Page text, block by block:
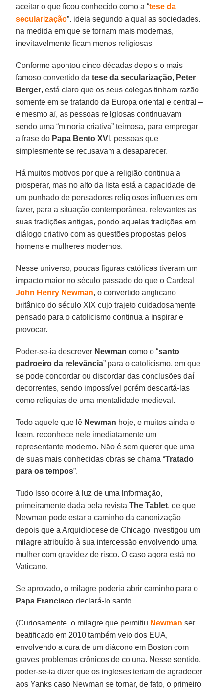
aceitar o que ficou conhecido como a “tese da
secularização”, ideia segundo a qual as sociedades,
na medida em que se tornam mais modernas,
inevitavelmente ficam menos religiosas.
Conforme apontou cinco décadas depois o mais
famoso convertido datese da secularização, Peter
Berger, está claro que os seus colegas tinham razão
somente em se tratando da Europa oriental e central –
e mesmo aí, as pessoas religiosas continuavam
sendo uma “minoria criativa” teimosa, para empregar
a frase do Papa Bento XVI , pessoas que
simplesmente se recusavam a desaparecer.
Há muitos motivos por que a religião continua a
prosperar, mas no alto da lista está a capacidade de
um punhado de pensadores religiosos influentes em
fazer, para a situação contemporânea, relevantes as
suas tradições antigas, pondo aquelas tradições em
diálogo criativo com as questões propostas pelos
homens e mulheres modernos.
Nesse universo, poucas figuras católicas tiveram um
impacto maior no século passado do que o Cardeal
John Henry Newman, o convertido anglicano
britânico do século XIX cujo trajeto cuidadosamente
pensado para o catolicismo continua a inspirar e
provocar.
Poder-se-ia descrever Newman como o “santo
padroeiro da relevância” para o catolicismo, em que
se pode concordar ou discordar das conclusões daí
decorrentes, sendo impossível porém descartá-las
como relíquias de uma mentalidade medieval.
Todo aquele que lê Newman hoje, e muitos ainda o
leem, reconhece nele imediatamente um
representante moderno. Não é sem querer que uma
de suas mais conhecidas obras se chama “Tratado
para os tempos”.
Tudo isso ocorre à luz de uma informação,
primeiramente dada pela revistaThe Tablet, de que
Newman pode estar a caminho da canonização
depois que a Arquidiocese de Chicago investigou um
milagre atribuído à sua intercessão envolvendo uma
mulher com gravidez de risco. O caso agora está no
Vaticano.
Se aprovado, o milagre poderia abrir caminho para o
Papa Francisco declará-lo santo.
(Curiosamente, o milagre que permitiu Newman ser
beatificado em 2010 também veio dos EUA,
envolvendo a cura de um diácono em Boston com
graves problemas crônicos de coluna. Nesse sentido,
poder-se-ia dizer que os ingleses teriam de agradecer
aos Yanks caso Newman se tornar, de fato, o primeiro